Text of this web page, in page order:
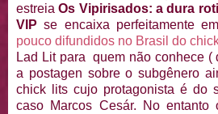
estreiaOs Vipirisados: a dura
VIP se encaixa perfeitamente
pouco difundidos no Brasil do
Lad Lit para quem não conhece (
a postagen sobre o subgênero
chick lits cujo protagonista é do
caso Marcos Cesár. No entanto